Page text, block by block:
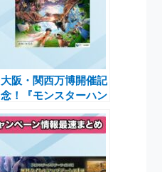
大阪・関西万博開催記
念！『モンスターハン
ター ブリッジ』プレ
ゼントキャンペーン実